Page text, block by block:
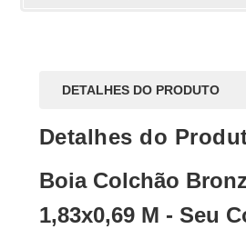
DETALHES DO PRODUTO
Detalhes do
Boia Colchão
1,83x0,69 M - Seu